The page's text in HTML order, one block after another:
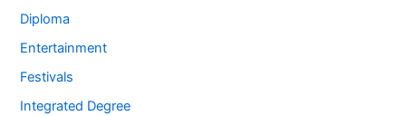
Diploma
Entertainment
Festivals
Integrated Degree